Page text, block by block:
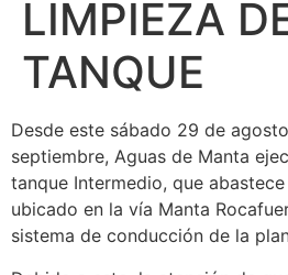
LIMPIEZA
TANQUE
Desde este sábado 29 de
septiembre, Aguas de Manta
tanque Intermedio, que
ubicado en la vía Manta
sistema de conducción de la